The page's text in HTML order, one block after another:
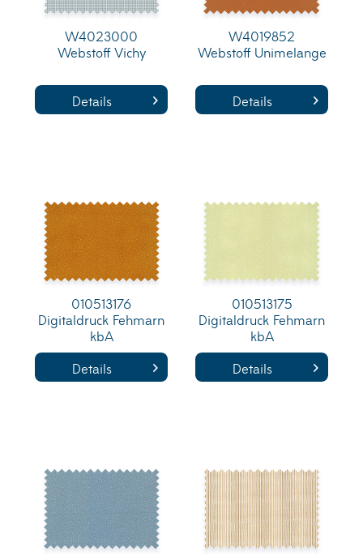
W4023000
Webstoff Vichy
Details
W4019852
Webstoff Unimelange
Details
010513176
Digitaldruck Fehmarn
kbA
Details
010513175
Digitaldruck Fehmarn
kbA
Details